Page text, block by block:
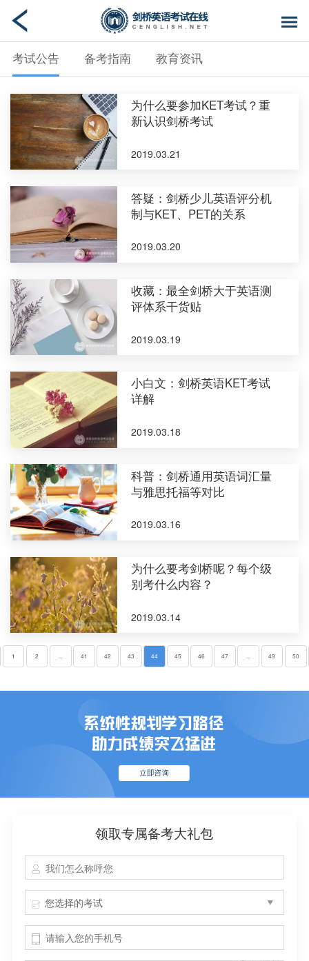
考试公告 备考指南 教育资讯
为什么要参加KET考试？重
新认识剑桥考试
2019.03.21
答疑：剑桥少儿英语评分机
制与KET、PET的关系
2019.03.20
收藏：最全剑桥大于英语测
评体系干货贴
2019.03.19
小白文：剑桥英语KET考试
详解
2019.03.18
科普：剑桥通用英语词汇量
与雅思托福等对比
2019.03.16
为什么要考剑桥呢？每个级
别考什么内容？
2019.03.14
1 2 41 42 43 44 45 46 47 49 50
领取专属备考大礼包
您选择的考试